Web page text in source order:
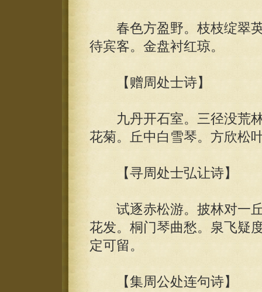
春色方盈野。枝枝绽翠英
待宾客。金盘衬红琼。
【赠周处士诗】
九丹开石室。三径没荒林
花菊。丘中白雪琴。方欣松
【寻周处士弘让诗】
试逐赤松游。披林对一丘
花发。桐门琴曲愁。泉飞疑
定可留。
【集周公处连句诗】